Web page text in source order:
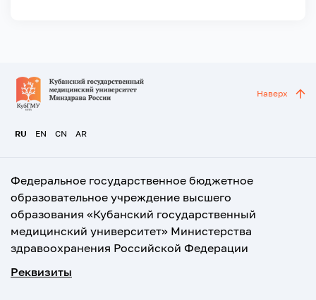
RU EN CN AR
Наверх
Федеральное государственное бюджетное
образовательное учреждение высшего
образования «Кубанский государственный
медицинский университет» Министерства
здравоохранения Российской Федерации
Реквизиты